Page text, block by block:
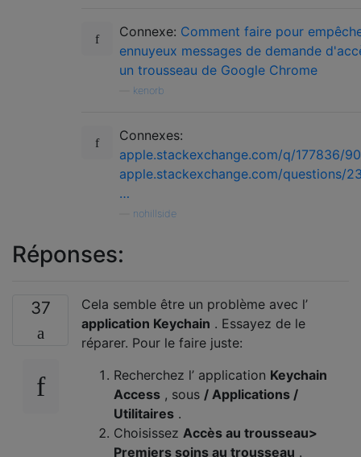
Connexe: Comment faire pour
ennuyeux messages de demande
un trousseau de Google Chrome
kenorb
Connexes:
apple.stackexchange.com/q/177836/
apple.stackexchange.com/questions/
…
nohillside
Réponses:
37
Cela semble être un problème avec l’
application Keychain . Essayez de le
réparer. Pour le faire juste:
Recherchez l’ application Keychain
Access , sous / Applications /
Utilitaires .
Choisissez Accès au trousseau>
Premiers soins au trousseau .